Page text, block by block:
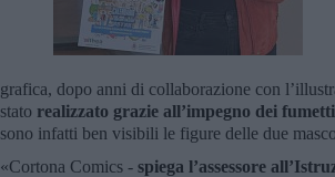
grafica, dopo anni di collaborazione con
stato realizzato grazie all’impegno dei
sono infatti ben visibili le figure delle due
«Cortona Comics - spiega l’assessore